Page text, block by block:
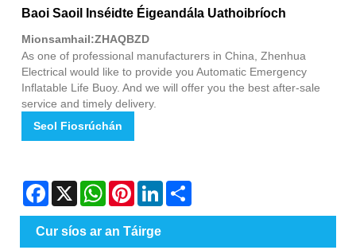
Baoi Saoil Inséidte Éigeandála Uathoibríoch
Mionsamhail:ZHAQBZD
As one of professional manufacturers in China, Zhenhua
Electrical would like to provide you Automatic Emergency
Inflatable Life Buoy. And we will offer you the best after-sale
service and timely delivery.
Seol Fiosrúchán
Facebook
X WhatsAppPinterestLinkedIn
Cur síos ar an Táirge